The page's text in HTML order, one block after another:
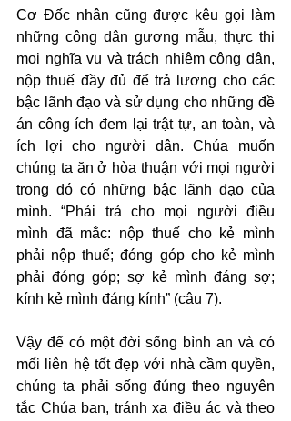
Cơ Đốc nhân cũng được kêu gọi làm
những công dân gương mẫu, thực thi
mọi nghĩa vụ và trách nhiệm công dân,
nộp thuế đầy đủ để trả lương cho các
bậc lãnh đạo và sử dụng cho những đề
án công ích đem lại trật tự, an toàn, và
ích lợi cho người dân. Chúa muốn
chúng ta ăn ở hòa thuận với mọi người
trong đó có những bậc lãnh đạo của
mình. “Phải trả cho mọi người điều
mình đã mắc: nộp thuế cho kẻ mình
phải nộp thuế; đóng góp cho kẻ mình
phải đóng góp; sợ kẻ mình đáng sợ;
kính kẻ mình đáng kính” (câu 7).
Vậy để có một đời sống bình an và có
mối liên hệ tốt đẹp với nhà cầm quyền,
chúng ta phải sống đúng theo nguyên
tắc Chúa ban, tránh xa điều ác và theo